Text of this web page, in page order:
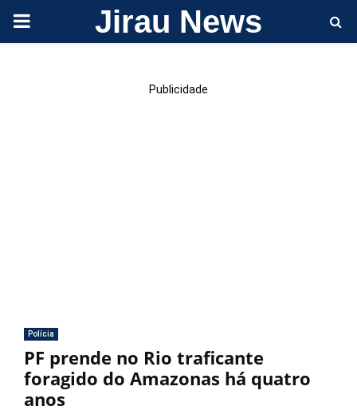
PRIMARY Jirau News
Publicidade
Polícia
PF prende no Rio traficante
foragido do Amazonas há quatro
anos